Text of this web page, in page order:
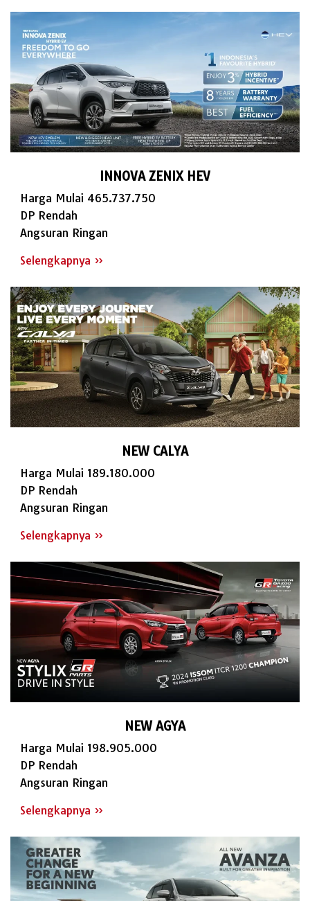
INNOVA ZENIX HEV
Harga Mulai 465.737.750
DP Rendah
Angsuran Ringan
Selengkapnya »
NEW CALYA
Harga Mulai 189.180.000
DP Rendah
Angsuran Ringan
Selengkapnya »
NEW AGYA
Harga Mulai 198.905.000
DP Rendah
Angsuran Ringan
Selengkapnya »